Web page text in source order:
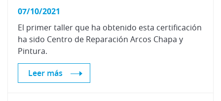
07/10/2021
El primer taller que ha obtenido esta certificación
ha sido Centro de Reparación Arcos Chapa y
Pintura.
Leer más